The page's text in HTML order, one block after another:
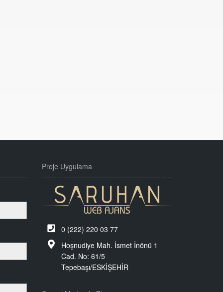
Proje Uygulama
0 (222) 220 03 77
Hoşnudiye Mah. İsmet İnönü 1
Cad. No: 61/5
Tepebaşı/ESKİŞEHİR